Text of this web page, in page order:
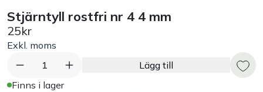
Exponering & servering
Städutrustning
Stjärntyll rostfri nr 4 4 mm
25kr
Exkl. moms
1
Lägg till
Finns i lager